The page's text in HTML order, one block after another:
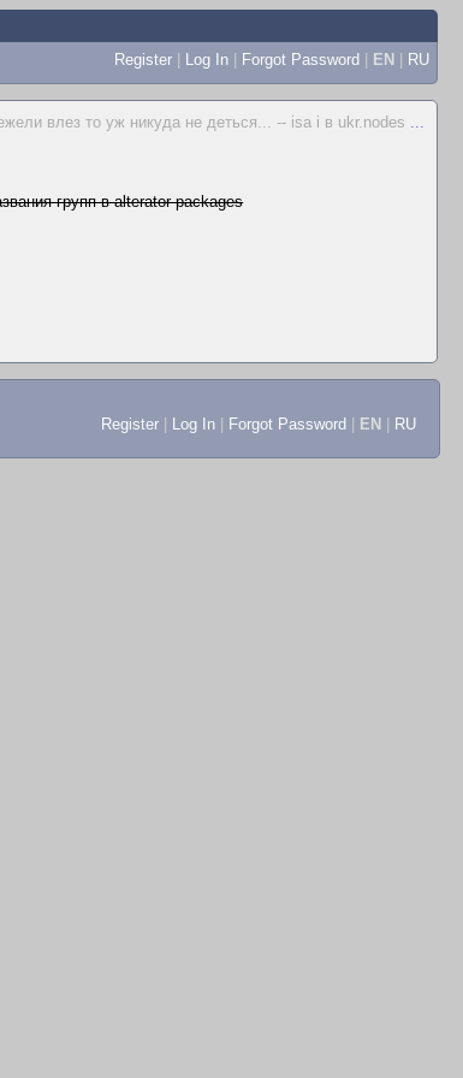
Register | Log In | Forgot Password | EN | RU
влез то уж никуда не деться... -- isa i в ukr.nodes ...
групп в alterator-packages
Register Log In Forgot Password EN RU